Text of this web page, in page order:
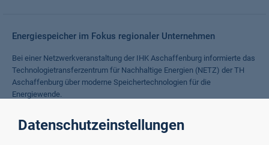
Energiespeicher im Fokus regionaler Unternehmen
Bei einer Netzwerkveranstaltung der IHK Aschaffenburg informierte das
Technologietransferzentrum für Nachhaltige Energien (NETZ) der TH
Aschaffenburg über moderne Speichertechnologien für die
Energiewende.
Datenschutzeinstellungen